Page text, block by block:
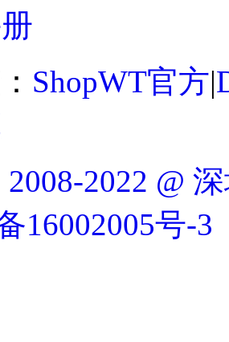
ShopWT官方|
2022 @
16002005号-3